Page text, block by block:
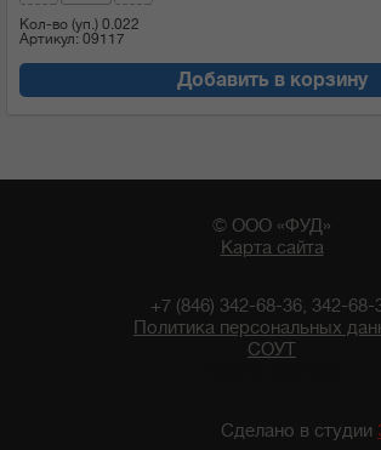
Кол-во (уп.) 0.022
Артикул: 09117
Добавить в корзину
© ООО «ФУД»
Карта сайта
+7 (846) 342-68-36, 342-68-
Политика персональных
СОУТ
Сделано в студии